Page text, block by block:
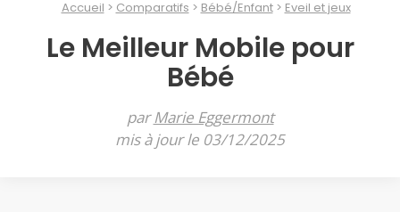
Accueil Comparatifs Bébé/Enfant Eveil et jeux
Le Meilleur Mobile pour
Bébé
parMarie Eggermont
mis à jour le 03/12/2025